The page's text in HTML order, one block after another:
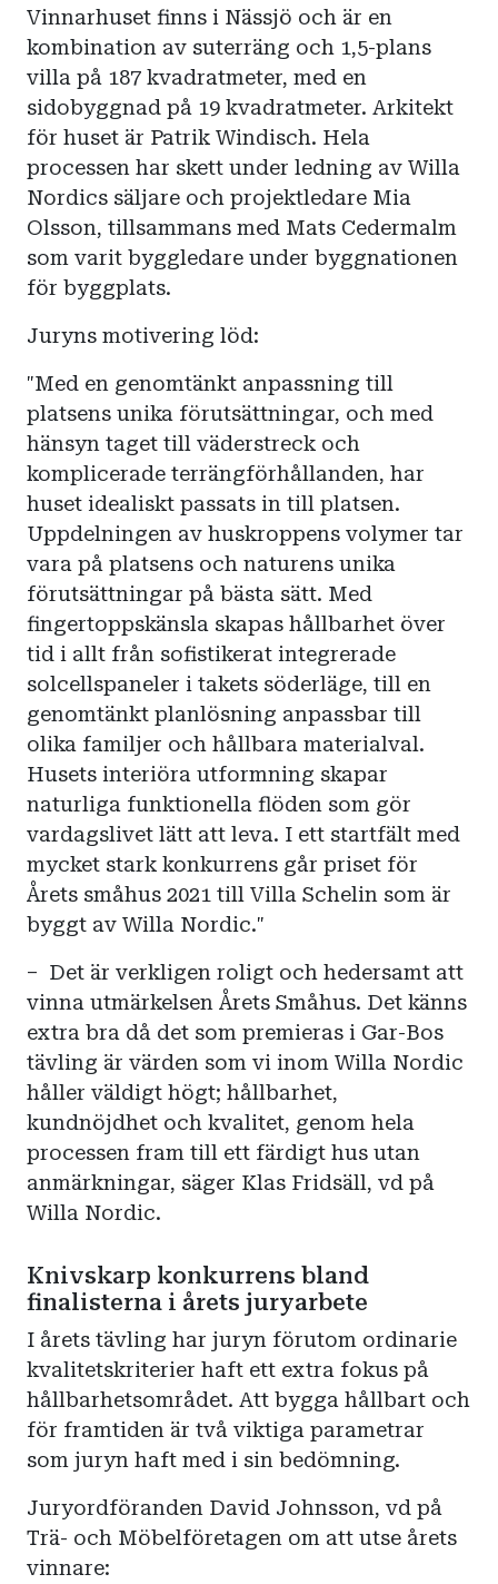
Vinnarhuset finns i Nässjö och är en
kombination av suterräng och 1,5-plans
villa på 187 kvadratmeter, med en
sidobyggnad på 19 kvadratmeter. Arkitekt
för huset är Patrik Windisch. Hela
processen har skett under ledning av Willa
Nordics säljare och projektledare Mia
Olsson, tillsammans med Mats Cedermalm
som varit byggledare under byggnationen
för byggplats.
Juryns motivering löd:
"Med en genomtänkt anpassning till
platsens unika förutsättningar, och med
hänsyn taget till väderstreck och
komplicerade terrängförhållanden, har
huset idealiskt passats in till platsen.
Uppdelningen av huskroppens volymer tar
vara på platsens och naturens unika
förutsättningar på bästa sätt. Med
fingertoppskänsla skapas hållbarhet över
tid i allt från sofistikerat integrerade
solcellspaneler i takets söderläge, till en
genomtänkt planlösning anpassbar till
olika familjer och hållbara materialval.
Husets interiöra utformning skapar
naturliga funktionella flöden som gör
vardagslivet lätt att leva. I ett startfält med
mycket stark konkurrens går priset för
Årets småhus 2021 till Villa Schelin som är
byggt av Willa Nordic."
– Det är verkligen roligt och hedersamt att
vinna utmärkelsen Årets Småhus. Det känns
extra bra då det som premieras i Gar-Bos
tävling är värden som vi inom Willa Nordic
håller väldigt högt; hållbarhet,
kundnöjdhet och kvalitet, genom hela
processen fram till ett färdigt hus utan
anmärkningar, säger Klas Fridsäll, vd på
Willa Nordic.
Knivskarp konkurrens bland
finalisterna i årets juryarbete
I årets tävling har juryn förutom ordinarie
kvalitetskriterier haft ett extra fokus på
hållbarhetsområdet. Att bygga hållbart och
för framtiden är två viktiga parametrar
som juryn haft med i sin bedömning.
Juryordföranden David Johnsson, vd på
Trä- och Möbelföretagen om att utse årets
vinnare: